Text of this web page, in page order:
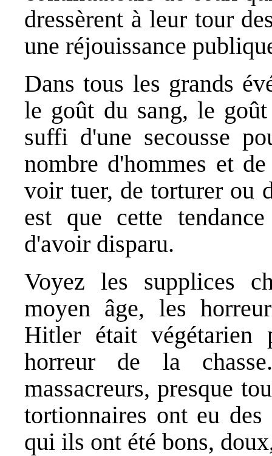
dressèrent à leur tour
une réjouissance
Dans tous les grands
le goût du sang, le
suffi d'une secousse
nombre d'hommes et
voir tuer, de torturer ou
est que cette
d'avoir disparu.
Voyez les supplices
moyen âge, les
Hitler était végétarien
horreur de la
massacreurs, presque
tortionnaires ont eu des
qui ils ont été bons,